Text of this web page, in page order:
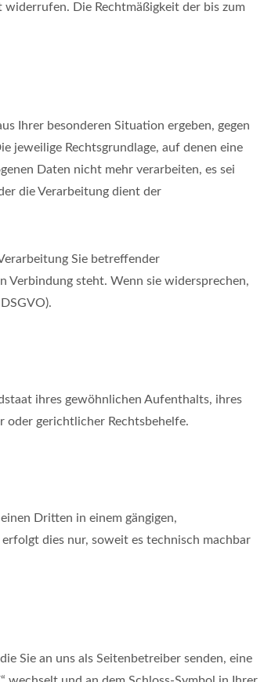
Die Rechtmäßigkeit der bis zum
Ihrer besonderen Situation ergeben, gegen
jeweilige Rechtsgrundlage, auf denen eine
Daten nicht mehr verarbeiten, es sei
die Verarbeitung dient der
Sie betreffender
Verbindung steht. Wenn sie widersprechen,
ihres gewöhnlichen Aufenthalts, ihres
oder gerichtlicher Rechtsbehelfe.
Dritten in einem gängigen,
dies nur, soweit es technisch machbar
Sie an uns als Seitenbetreiber senden, eine